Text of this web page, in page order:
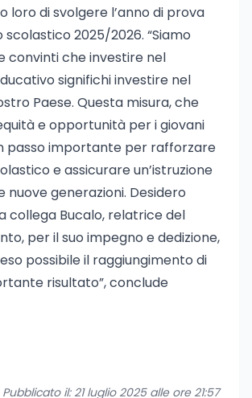
loro di svolgere l’anno di prova
scolastico 2025/2026. “Siamo
convinti che investire nel
significhi investire nel
Paese. Questa misura, che
e opportunità per i giovani
passo importante per rafforzare
e assicurare un’istruzione
nuove generazioni. Desidero
collega Bucalo, relatrice del
per il suo impegno e dedizione,
possibile il raggiungimento di
risultato”, conclude
Pubblicato il: 21 luglio 2025 alle ore 21:57